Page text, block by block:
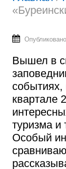
Вышел в
квартале
туризма и
Особый